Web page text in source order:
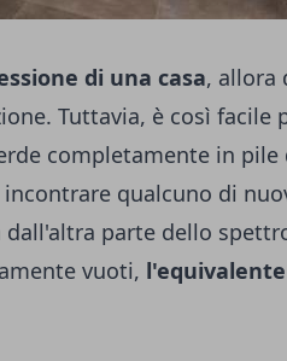
di una casa, allora
Tuttavia, è così facile
completamente in
qualcuno di
parte dello
vuoti,